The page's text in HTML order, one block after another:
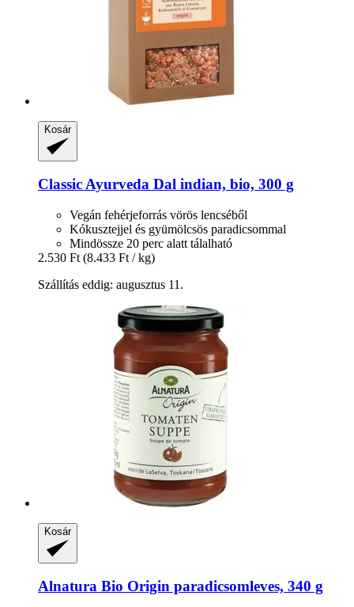
Kosár
Classic Ayurveda Dal indian, bio, 300 g
Vegán fehérjeforrás vörös lencséből
Kókusztejjel és gyümölcsös paradicsommal
Mindössze 20 perc alatt tálalható
2.530 Ft (8.433 Ft / kg)
Szállítás eddig: augusztus 11.
Kosár
Alnatura Bio Origin paradicsomleves, 340 g